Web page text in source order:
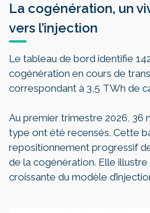
La cogénération, un
vers l’injection
Le tableau de bord identifie
cogénération en cours de
correspondant à 3,5 TWh de
Au premier trimestre 2026, 36
type ont été recensés. Cette
repositionnement progressif
de la cogénération. Elle illustre
croissante du modèle